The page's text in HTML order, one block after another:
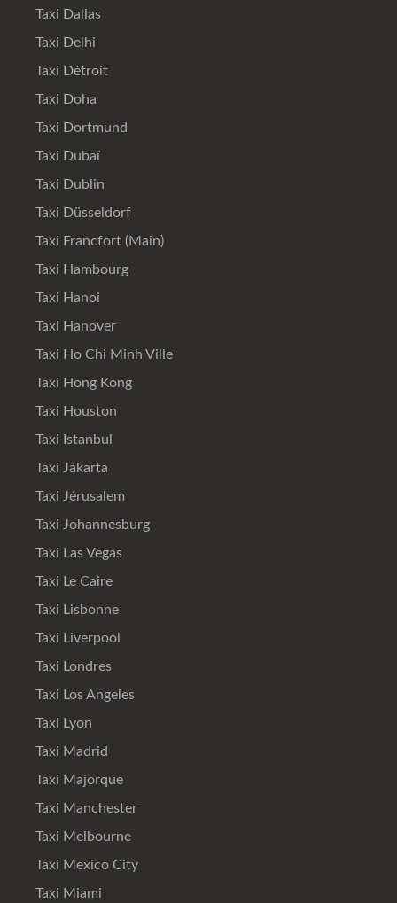
Taxi Dallas
Taxi Delhi
Taxi Détroit
Taxi Doha
Taxi Dortmund
Taxi Dubaï
Taxi Dublin
Taxi Düsseldorf
Taxi Francfort (Main)
Taxi Hambourg
Taxi Hanoi
Taxi Hanover
Taxi Ho Chi Minh Ville
Taxi Hong Kong
Taxi Houston
Taxi Istanbul
Taxi Jakarta
Taxi Jérusalem
Taxi Johannesburg
Taxi Las Vegas
Taxi Le Caire
Taxi Lisbonne
Taxi Liverpool
Taxi Londres
Taxi Los Angeles
Taxi Lyon
Taxi Madrid
Taxi Majorque
Taxi Manchester
Taxi Melbourne
Taxi Mexico City
Taxi Miami